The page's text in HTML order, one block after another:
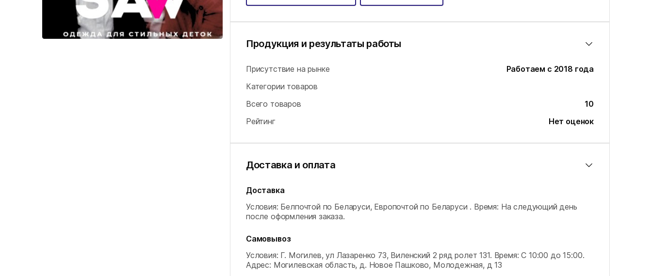
Продукция и результаты работы
Присутствие на рынке
Работаем с 2018 года
Категории товаров
Всего товаров
10
Рейтинг
Нет оценок
Доставка и оплата
Доставка
Условия: Белпочтой по Беларуси, Европочтой по Беларуси . Время: На следующий день
после оформления заказа.
Самовывоз
Условия: Г. Могилев, ул Лазаренко 73, Виленский 2 ряд ролет 131. Время: С 10:00 до 15:00.
Адрес: Могилевская область, д. Новое Пашково, Молодежная, д 13